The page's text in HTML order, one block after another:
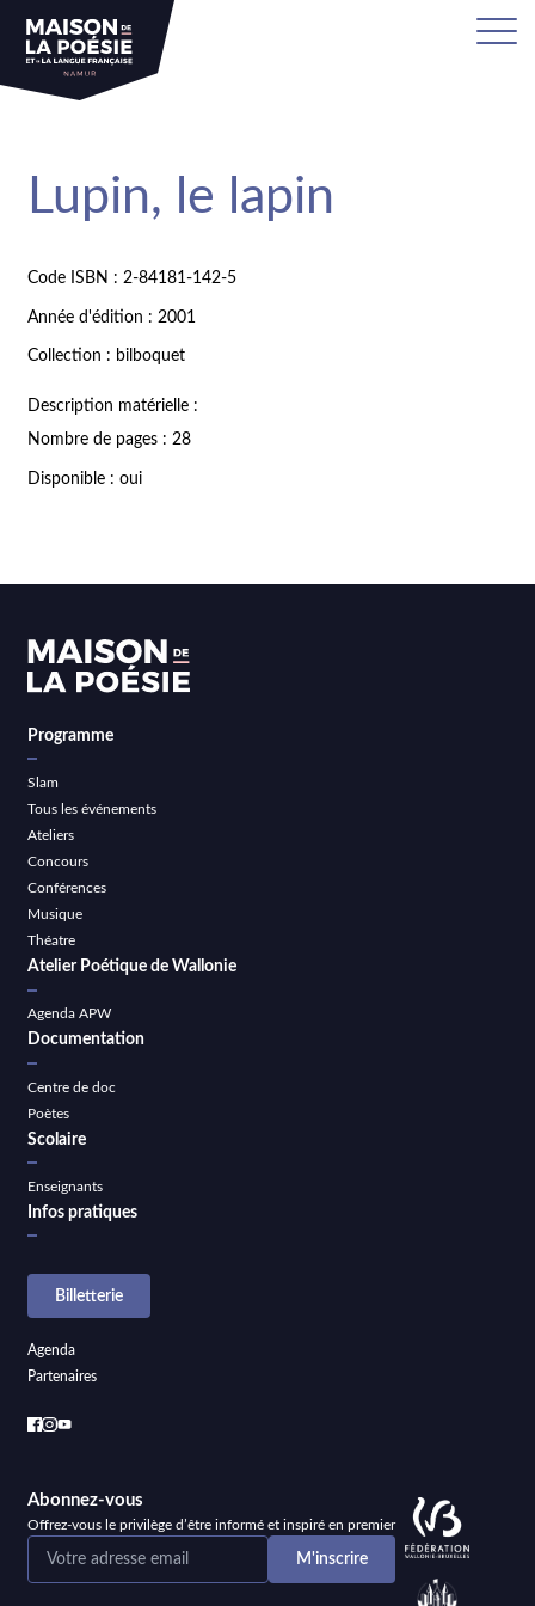
Lupin, le lapin
Code ISBN : 2-84181-142-5
Année d'édition : 2001
Collection : bilboquet
Description matérielle :
Nombre de pages : 28
Disponible : oui
Programme
Slam
Tous les événements
Ateliers
Concours
Conférences
Musique
Théatre
Atelier Poétique de Wallonie
Agenda APW
Documentation
Centre de doc
Poètes
Scolaire
Enseignants
Infos pratiques
Billetterie
Agenda
Partenaires
Abonnez-vous
Offrez-vous le privilège d’être informé et inspiré en premier